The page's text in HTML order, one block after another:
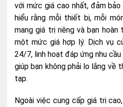
với mức giá cao nhất, đảm
hiểu rằng mỗi thiết bị, mỗi
mang giá trị riêng và bạn hoàn
một mức giá hợp lý. Dịch vụ
24/7, linh hoạt đáp ứng nhu
giúp bạn không phải lo lắng về
tạp.
Ngoài việc cung cấp giá trị